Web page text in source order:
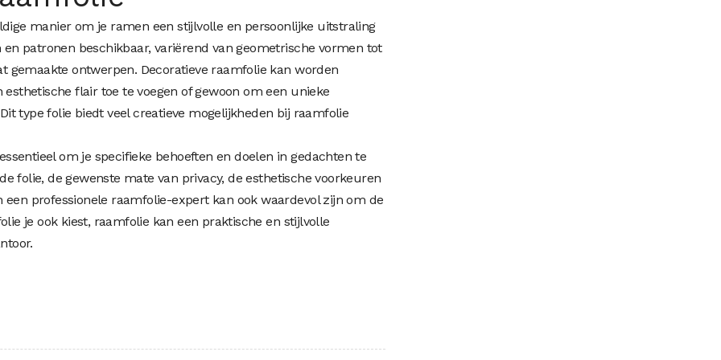
manier om je ramen een stijlvolle en persoonlijke uitstraling
patronen beschikbaar, variërend van geometrische vormen tot
gemaakte ontwerpen. Decoratieve raamfolie kan worden
flair toe te voegen of gewoon om een unieke
type folie biedt veel creatieve mogelijkheden bij raamfolie
om je specifieke behoeften en doelen in gedachten te
folie, de gewenste mate van privacy, de esthetische voorkeuren
professionele raamfolie-expert kan ook waardevol zijn om de
je ook kiest, raamfolie kan een praktische en stijlvolle